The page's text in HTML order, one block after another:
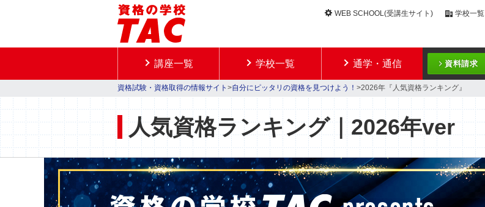
WEB SCHOOL(受講生サイト) 学校一覧
講座一覧 学校一覧 通学・通信 資料請求
資格試験・資格取得の情報サイト >自分にピッタリの資格を見つけよう！ >2026年『人気資格ランキング』
人気資格ランキング｜2026年ver